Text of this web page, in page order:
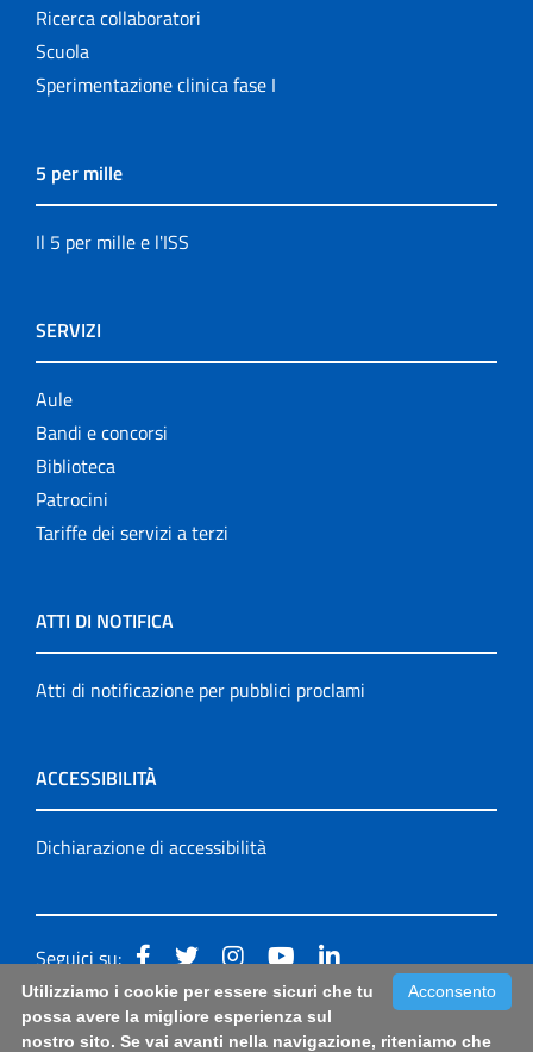
Ricerca collaboratori
Scuola
Sperimentazione clinica fase I
5 per mille
Il 5 per mille e l'ISS
SERVIZI
Aule
Bandi e concorsi
Biblioteca
Patrocini
Tariffe dei servizi a terzi
ATTI DI NOTIFICA
Atti di notificazione per pubblici proclami
ACCESSIBILITÀ
Dichiarazione di accessibilità
Seguici su:
Accessibilità: form di segnalazione di prima istanza per
Acconsento
Utilizziamo i cookie per essere sicuri che tu
possa avere la migliore esperienza sul
nostro sito. Se vai avanti nella navigazione, riteniamo che